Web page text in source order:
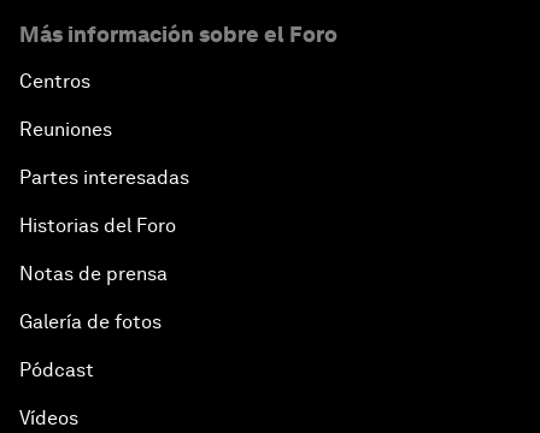
Más información sobre el Foro
Centros
Reuniones
Partes interesadas
Historias del Foro
Notas de prensa
Galería de fotos
Pódcast
Vídeos